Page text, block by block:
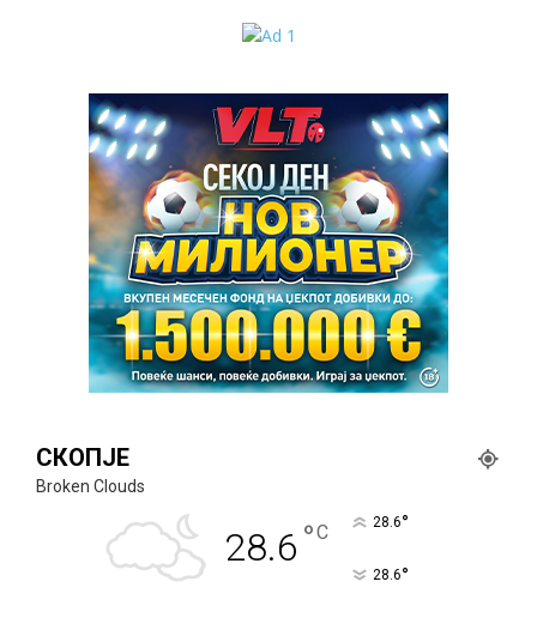
СКОПЈЕ
Broken Clouds
28.6 °C 28.6°
28.6°